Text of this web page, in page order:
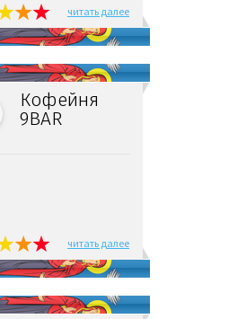
читать далее
Кофейня
9BAR
читать далее